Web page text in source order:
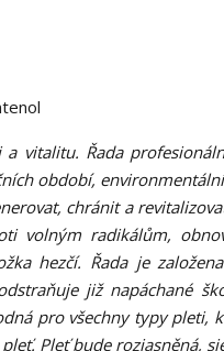
vitalitu. Řada
období,
chránit a
volným radikálům,
hezčí. Řada je
již napáchané
pro všechny typy
Pleť bude rozjasněná,